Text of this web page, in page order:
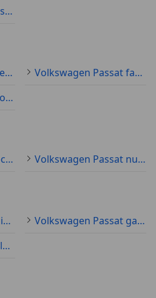
Volkswagen Passat Especificaciones técnicas
Volkswagen Passat sedán
Volkswagen Passat familiar
Volkswagen Passat coche pequeño
Volkswagen Passat ocasión
Volkswagen Passat nuevo
Volkswagen Passat diésel
Volkswagen Passat gasolina
Volkswagen Passat electro/gasolina